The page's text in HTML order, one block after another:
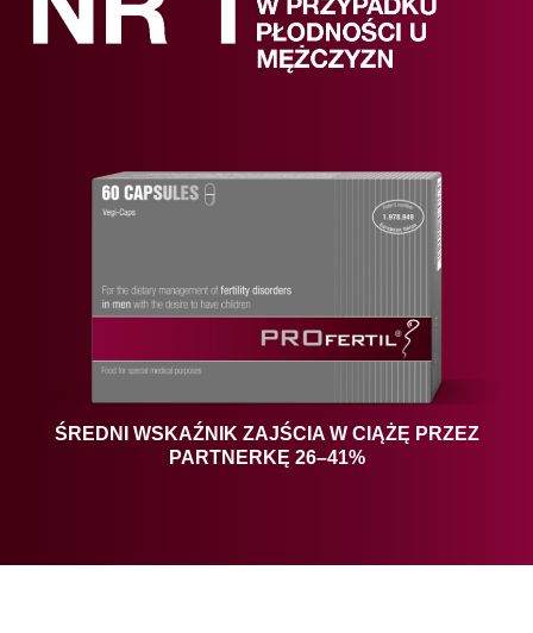
ŚREDNI WSKAŹNIK ZAJŚCIA W CIĄŻĘ PRZEZ
PARTNERKĘ 26–41%